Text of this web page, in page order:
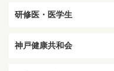
研修医・医学生
神戸健康共和会